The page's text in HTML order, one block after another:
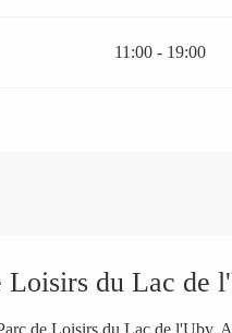
11:00 - 19:00
Loisirs du Lac de
de Loisirs du Lac de l'Uby,